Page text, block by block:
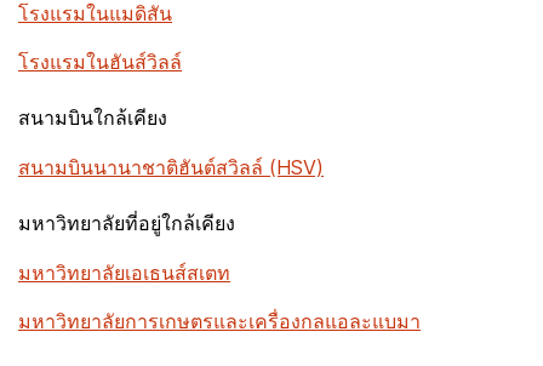
โรงแรมในแมดิสัน
โรงแรมในฮันส์วิลล์
สนามบินใกล้เคียง
สนามบินนานาชาติฮันต์สวิลล์ (HSV)
มหาวิทยาลัยที่อยู่ใกล้เคียง
มหาวิทยาลัยเอเธนส์สเตท
มหาวิทยาลัยการเกษตรและเครื่องกลแอละแบมา